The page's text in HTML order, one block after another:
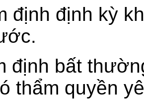
định định kỳ
định bất
thẩm quyền